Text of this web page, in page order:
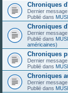
Chroniques
Dernier
Publié dans
Chroniques
Dernier
Publié dans
américaines)
Chroniques
Dernier
Publié dans
Chroniques
Dernier
Publié dans